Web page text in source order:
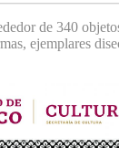
de 340
ejemplares